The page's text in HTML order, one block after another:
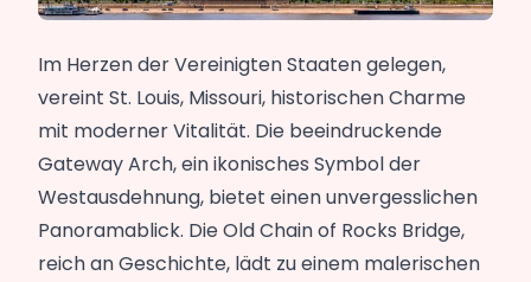
Im Herzen der Vereinigten Staaten gelegen,
vereint St. Louis, Missouri, historischen Charme
mit moderner Vitalität. Die beeindruckende
Gateway Arch, ein ikonisches Symbol der
Westausdehnung, bietet einen unvergesslichen
Panoramablick. Die Old Chain of Rocks Bridge,
reich an Geschichte, lädt zu einem malerischen